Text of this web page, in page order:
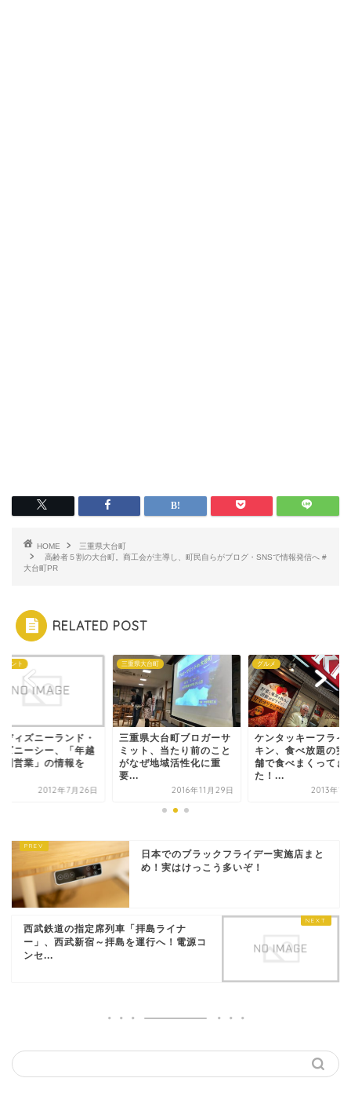
HOME
三重県大台町
高齢者５割の大台町。商工会が主導し、町民自らがブログ・SNSで情報発信へ #
大台町PR
RELATED POST
ベント
ディズニーランド・
ズニーシー、「年越
別営業」の情報を
2012年7月26日
三重県大台町
三重県大台町ブロガーサ
ミット、当たり前のこと
がなぜ地域活性化に重
要...
2016年11月29日
グルメ
ケンタッキーフライ
キン、食べ放題の実
舗で食べまくってき
た！...
2013年1
日本でのブラックフライデー実施店まと
め！実はけっこう多いぞ！
西武鉄道の指定席列車「拝島ライナ
ー」、西武新宿～拝島を運行へ！電源コ
ンセ...